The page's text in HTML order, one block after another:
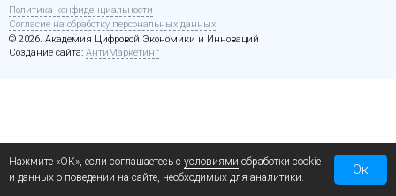
Политика конфиденциальности
Согласие на обработку персональных данных
© 2026. Академия Цифровой Экономики и Инноваций
Создание сайта: АнтиМаркетинг
Нажмите «ОК», если соглашаетесь с условиями обработки cookie
и данных о поведении на сайте, необходимых для аналитики.
Ок